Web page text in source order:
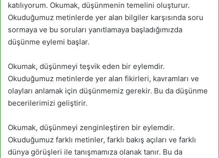
katılıyorum. Okumak, düşünmenin temelini oluşturur.
Okuduğumuz metinlerde yer alan bilgiler karşısında soru
sormaya ve bu soruları yanıtlamaya başladığımızda
düşünme eylemi başlar.
Okumak, düşünmeyi teşvik eden bir eylemdir.
Okuduğumuz metinlerde yer alan fikirleri, kavramları ve
olayları anlamak için düşünmemiz gerekir. Bu da düşünme
becerilerimizi geliştirir.
Okumak, düşünmeyi zenginleştiren bir eylemdir.
Okuduğumuz farklı metinler, farklı bakış açıları ve farklı
dünya görüşleri ile tanışmamıza olanak tanır. Bu da